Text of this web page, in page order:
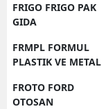
FRIGO FRIGO PAK
GIDA
FRMPL FORMUL
PLASTIK VE METAL
FROTO FORD
OTOSAN